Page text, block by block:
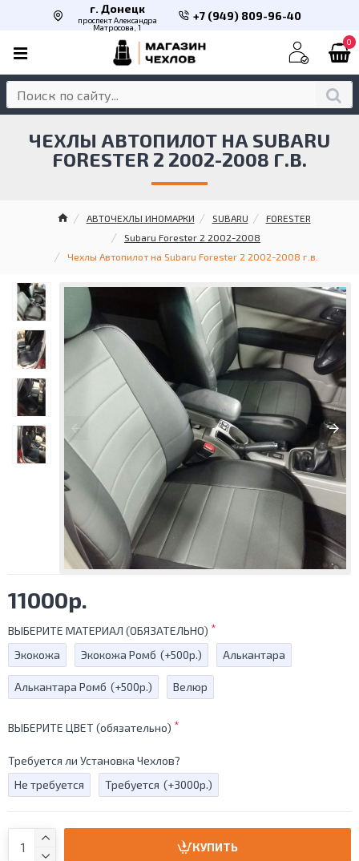
г. Донецк
проспект Александра
Матросова, 1
+7 (949) 809-96-40
0
АВТОЧЕХЛЫ ИНОМАРКИ SUBARU
FORESTER
Subaru Forester 2 2002-2008
Чехлы Автопилот на Subaru Forester 2 2002-2008 г.в.
ЧЕХЛЫ АВТОПИЛОТ НА SUBARU
FORESTER 2 2002-2008 Г.В.
11000р.
ВЫБЕРИТЕ МАТЕРИАЛ (ОБЯЗАТЕЛЬНО)
Экокожа
Экокожа Ромб (+500р.) Алькантара
Алькантара Ромб (+500р.) Велюр
ВЫБЕРИТЕ ЦВЕТ (обязательно)
Требуется ли Установка Чехлов?
Не требуется
Требуется (+3000р.)
КУПИТЬ